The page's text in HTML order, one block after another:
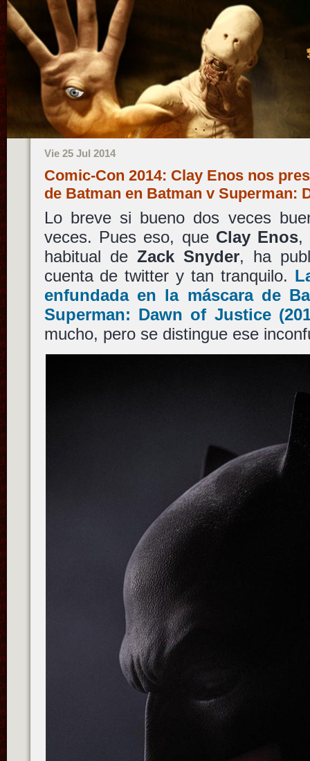
Vie 25 Jul 2014
Comic-Con 2014: Clay Enos nos
de Batman en Batman v Superman:
Lo breve si bueno dos veces
veces. Pues eso, que Clay Enos,
habitual de Zack Snyder, ha
cuenta de twitter y tan tranquilo.
enfundada en la máscara de
Superman: Dawn of Justice
mucho, pero se distingue ese